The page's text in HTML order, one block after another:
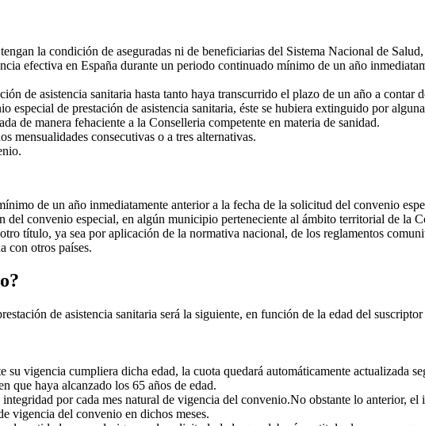
la condición de aseguradas ni de beneficiarias del Sistema Nacional de
efectiva en España durante un periodo continuado mínimo de un año
de asistencia sanitaria hasta tanto haya transcurrido el plazo de un año a contar
de prestación de asistencia sanitaria, éste se hubiera extinguido por
de manera fehaciente a la Conselleria competente en materia de sanidad.
mensualidades consecutivas o a tres alternativas.
de un año inmediatamente anterior a la fecha de la solicitud del convenio
del convenio especial, en algún municipio perteneciente al ámbito territorial de la
título, ya sea por aplicación de la normativa nacional, de los reglamentos
con otros países.
de asistencia sanitaria será la siguiente, en función de la edad del
vigencia cumpliera dicha edad, la cuota quedará automáticamente actualizada
que haya alcanzado los 65 años de edad.
por cada mes natural de vigencia del convenio.No obstante lo anterior,
vigencia del convenio en dichos meses.